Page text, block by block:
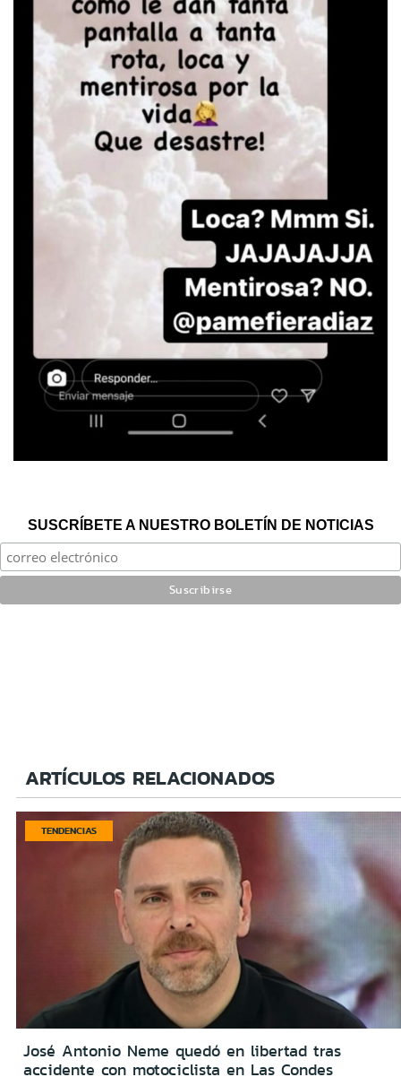
SUSCRÍBETE A NUESTRO BOLETÍN DE NOTICIAS
ARTÍCULOS RELACIONADOS
TENDENCIAS
José Antonio Neme quedó en libertad tras
accidente con motociclista en Las Condes